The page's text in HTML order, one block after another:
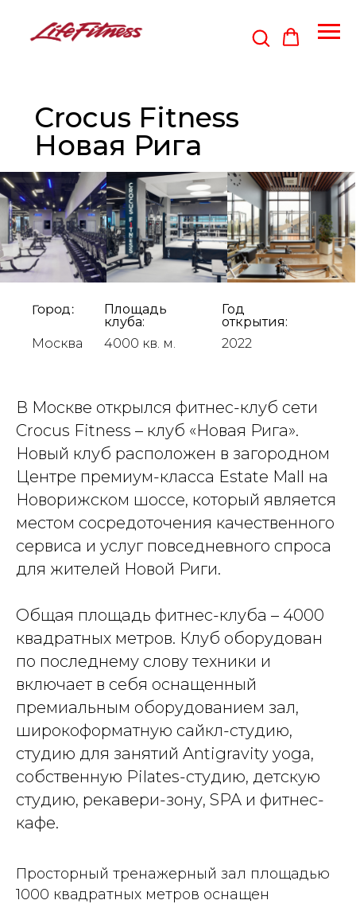
Город:
Москва
Площадь
клуба:
4000 кв. м.
Год
открытия:
2022
Crocus Fitness
Новая Рига
В Москве открылся фитнес-клуб сети
Crocus Fitness – клуб «Новая Рига».
Новый клуб расположен в загородном
Центре премиум-класса Estate Mall на
Новорижском шоссе, который является
местом сосредоточения качественного
сервиса и услуг повседневного спроса
для жителей Новой Риги.
Общая площадь фитнес-клуба – 4000
квадратных метров. Клуб оборудован
по последнему слову техники и
включает в себя оснащенный
премиальным оборудованием зал,
широкоформатную сайкл-студию,
студию для занятий Antigravity yoga,
собственную Pilates-студию, детскую
студию, рекавери-зону, SPA и фитнес-
кафе.
Просторный тренажерный зал площадью
1000 квадратных метров оснащен